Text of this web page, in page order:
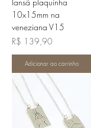
10x15mm na
veneziana V15
Preço
R$ 139,90
Adicionar ao carrinho